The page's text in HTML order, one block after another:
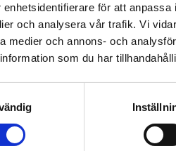
enhetsidentifierare för att
och analysera vår trafik. Vi
medier och annons- och
som du har
Layer 2+ switch som ger
PoE+-portar och en total
enheter – som Wi-Fi 6-
Switchen erbjuder två SFP-
via molntjänsten FitXpress, en
Den fläktlösa designen gör
eller hemmanätverk där